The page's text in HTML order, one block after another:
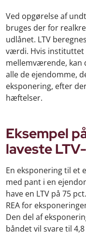
Ved opgørelse af
bruges der for
udlånet. LTV
værdi. Hvis instituttet
mellemværende, kan
alle de ejendomme,
eksponering, efter
hæftelser.
Eksempel
laveste
En eksponering til et
med pant i en
have en LTV på 75
REA for
Den del af
båndet vil svare til